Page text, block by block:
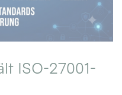
ISO-27001-